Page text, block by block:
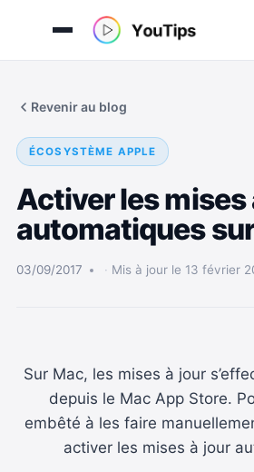
Revenir au blog
ÉCOSYSTÈME APPLE
Activer les mises
automatiques
03/09/2017 Mis à jour le 13 février
Sur Mac, les mises à jour
depuis le Mac App Store.
embêté à les faire
activer les mises à jour